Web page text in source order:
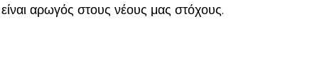
αρωγός στους νέους μας στόχους.